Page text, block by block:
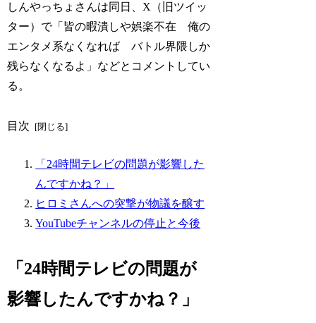
しんやっちょさんは同日、X（旧ツイッ
ター）で「皆の暇潰しや娯楽不在 俺の
エンタメ系なくなれば バトル界隈しか
残らなくなるよ」などとコメントしてい
る。
目次
「24時間テレビの問題が影響した
んですかね？」
ヒロミさんへの突撃が物議を醸す
YouTubeチャンネルの停止と今後
「24時間テレビの問題が
影響したんですかね？」